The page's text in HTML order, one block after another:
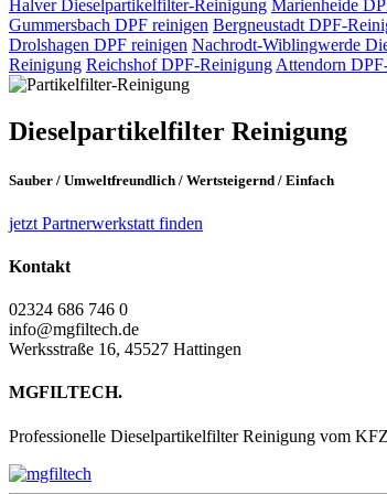
HalverDieselpartikelfilter-Reinigung Marienheide
Gummersbach DPF reinigen BergneustadtDPF-
Drolshagen DPF reinigen Nachrodt-Wiblingwerde
Reinigung ReichshofDPF-ReinigungAttendorn
Dieselpartikelfilter Reinigung
Sauber / Umweltfreundlich / Wertsteigernd / Einfach
jetzt Partnerwerkstatt finden
Kontakt
02324 686 746 0
info@mgfiltech.de
Werksstraße 16, 45527 Hattingen
MGFILTECH.
Professionelle Dieselpartikelfilter Reinigung vom